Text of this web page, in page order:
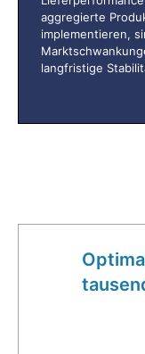
aggregierte
implementieren,
langfristige